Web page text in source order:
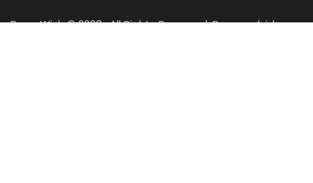
Dogs Wish © 2023 . All Rights Reserved. Desenvolvido por